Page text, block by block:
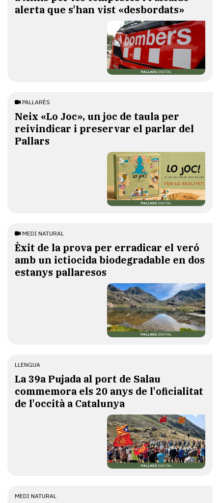
alerta que s'han vist «desbordats»
PALLARÈS
​Neix «Lo Joc», un joc de taula per
reivindicar i preservar el parlar del
Pallars
MEDI NATURAL
Èxit de la prova per erradicar el veró
amb un ictiocida biodegradable en dos
estanys pallaresos
LLENGUA
​La 39a Pujada al port de Salau
commemora els 20 anys de l'oficialitat
de l'occità a Catalunya
MEDI NATURAL